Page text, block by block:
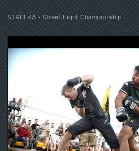
STRELKA - Street Fight Championship